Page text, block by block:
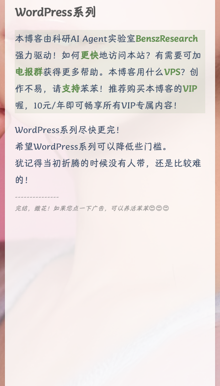
WordPress系列
本博客由科研AI Agent实验室BenszResearch
强力驱动！如何更快地访问本站？有需要可加
电报群获得更多帮助。本博客用什么VPS？创
作不易，请支持苯苯！推荐购买本博客的VIP
喔，10元/年即可畅享所有VIP专属内容！
WordPress系列尽快更完！
希望WordPress系列可以降低些门槛。
犹记得当初折腾的时候没有人带，还是比较难
的！
---------------
完结，撒花！如果您点一下广告，可以养活苯苯😍😍😍